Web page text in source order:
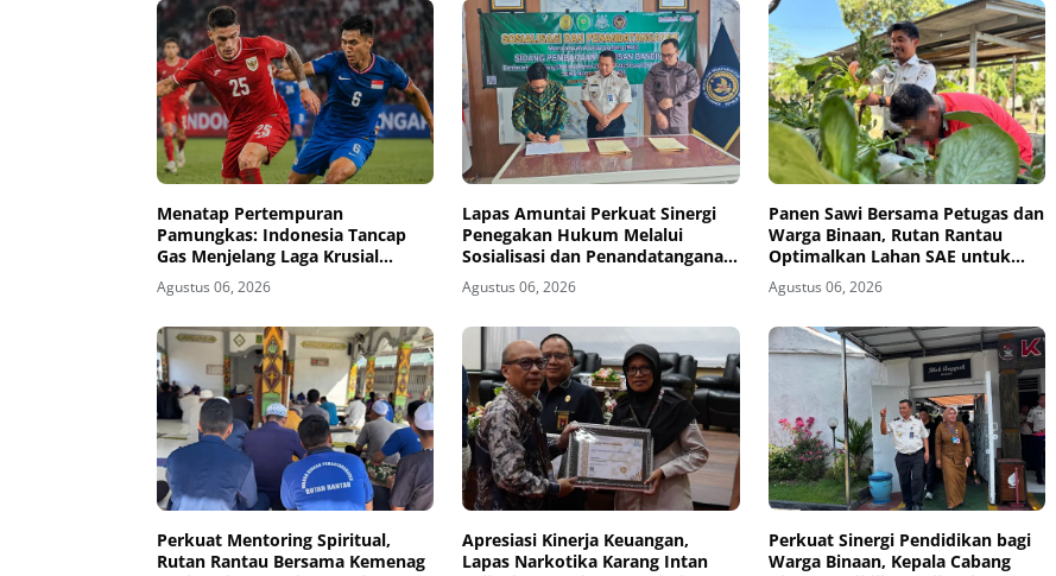
Menatap Pertempuran
Pamungkas: Indonesia Tancap
Gas Menjelang Laga Krusial
Kontra Singapura
Agustus 06, 2026
Lapas Amuntai Perkuat Sinergi
Penegakan Hukum Melalui
Sosialisasi dan Penandatanganan
MoU Sidang Pembacaan Putusan
Banding
Agustus 06, 2026
Panen Sawi Bersama Petugas dan
Warga Binaan, Rutan Rantau
Optimalkan Lahan SAE untuk
Pembinaan Kemandirian
Agustus 06, 2026
Perkuat Mentoring Spiritual,
Rutan Rantau Bersama Kemenag
Apresiasi Kinerja Keuangan,
Lapas Narkotika Karang Intan
Perkuat Sinergi Pendidikan bagi
Warga Binaan, Kepala Cabang